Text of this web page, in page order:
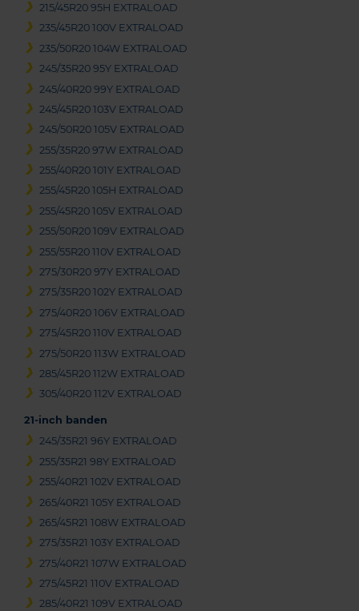
215/45R20 95H EXTRALOAD
235/45R20 100V EXTRALOAD
235/50R20 104W EXTRALOAD
245/35R20 95Y EXTRALOAD
245/40R20 99Y EXTRALOAD
245/45R20 103V EXTRALOAD
245/50R20 105V EXTRALOAD
255/35R20 97W EXTRALOAD
255/40R20 101Y EXTRALOAD
255/45R20 105H EXTRALOAD
255/45R20 105V EXTRALOAD
255/50R20 109V EXTRALOAD
255/55R20 110V EXTRALOAD
275/30R20 97Y EXTRALOAD
275/35R20 102Y EXTRALOAD
275/40R20 106V EXTRALOAD
275/45R20 110V EXTRALOAD
275/50R20 113W EXTRALOAD
285/45R20 112W EXTRALOAD
305/40R20 112V EXTRALOAD
21-inch banden
245/35R21 96Y EXTRALOAD
255/35R21 98Y EXTRALOAD
255/40R21 102V EXTRALOAD
265/40R21 105Y EXTRALOAD
265/45R21 108W EXTRALOAD
275/35R21 103Y EXTRALOAD
275/40R21 107W EXTRALOAD
275/45R21 110V EXTRALOAD
285/40R21 109V EXTRALOAD